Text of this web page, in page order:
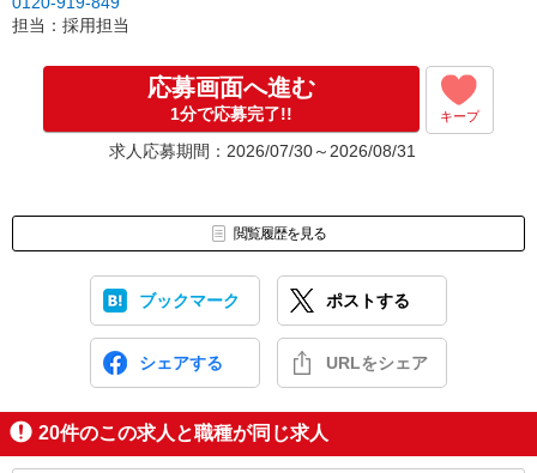
担当：採用担当
応募画面へ進む
1分で応募完了!! キープ
求人応募期間：2026/07/30～2026/08/31
閲覧履歴を見る
ブックマーク ポストする
シェアする URLをシェア
20件のこの求人と職種が同じ求人